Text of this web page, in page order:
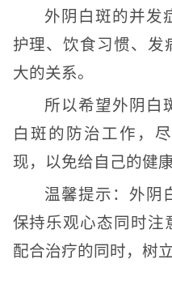
外阴白斑的并发
护理、饮食习惯、发
大的关系。
所以希望外阴白
白斑的防治工作，
现，以免给自己的健
温馨提示：外阴
保持乐观心态同时注
配合治疗的同时，树